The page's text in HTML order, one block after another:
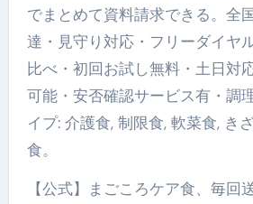
でまとめて資料請求できる。全
達・見守り対応・フリーダイヤ
比べ・初回お試し無料・土日対
可能・安否確認サービス有・調
イプ: 介護食, 制限食, 軟菜食, き
食。
【公式】まごころケア食、毎回